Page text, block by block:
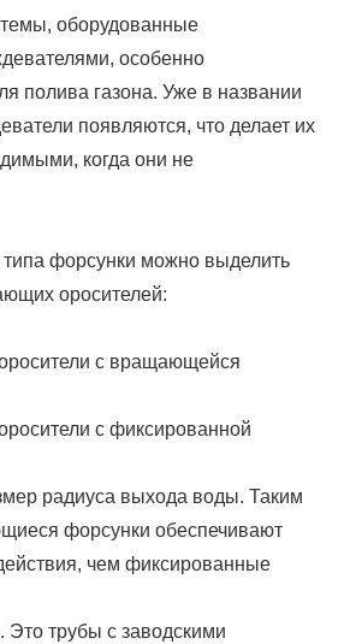
оборудованные
особенно
полива газона. Уже в названии
появляются, что делает их
когда они не
типа форсунки можно выделить
оросителей:
с вращающейся
с фиксированной
радиуса выхода воды. Таким
форсунки обеспечивают
чем фиксированные
Это трубы с заводскими